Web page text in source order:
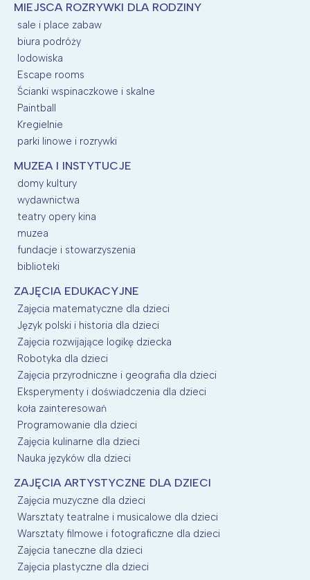
MIEJSCA ROZRYWKI DLA RODZINY
sale i place zabaw
biura podróży
lodowiska
Escape rooms
Ścianki wspinaczkowe i skalne
Paintball
Kregielnie
parki linowe i rozrywki
MUZEA I INSTYTUCJE
domy kultury
wydawnictwa
teatry opery kina
muzea
fundacje i stowarzyszenia
biblioteki
ZAJĘCIA EDUKACYJNE
Zajęcia matematyczne dla dzieci
Język polski i historia dla dzieci
Zajęcia rozwijające logikę dziecka
Robotyka dla dzieci
Zajęcia przyrodniczne i geografia dla dzieci
Eksperymenty i doświadczenia dla dzieci
koła zainteresowań
Programowanie dla dzieci
Zajęcia kulinarne dla dzieci
Nauka języków dla dzieci
ZAJĘCIA ARTYSTYCZNE DLA DZIECI
Zajęcia muzyczne dla dzieci
Warsztaty teatralne i musicalowe dla dzieci
Warsztaty filmowe i fotograficzne dla dzieci
Zajęcia taneczne dla dzieci
Zajęcia plastyczne dla dzieci